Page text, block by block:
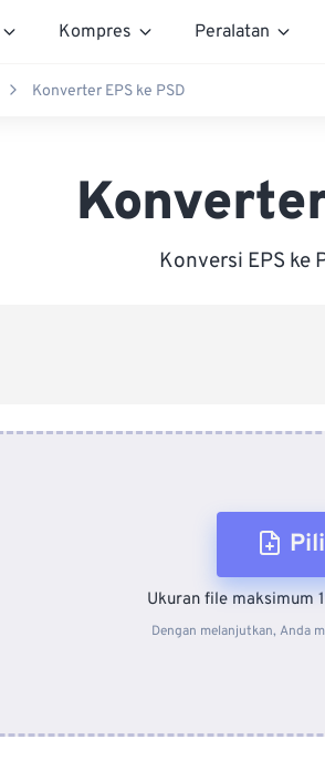
Kompres Peralatan
Konverter EPS ke PSD
Konversi EPS ke
Ukuran file maksimum
Dengan melanjutkan, Anda